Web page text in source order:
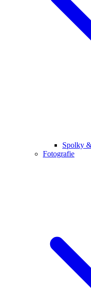
Spolky
Fotografie